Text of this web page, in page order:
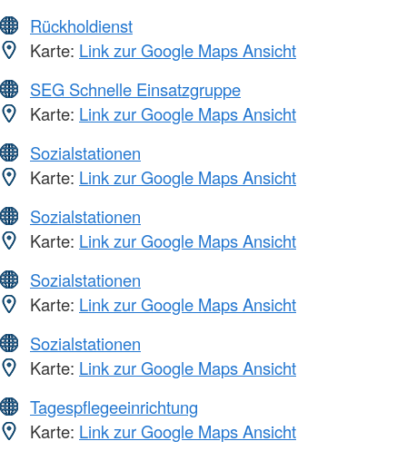
Rückholdienst
Karte: Link zur Google Maps Ansicht
SEG Schnelle Einsatzgruppe
Karte: Link zur Google Maps Ansicht
Sozialstationen
Karte: Link zur Google Maps Ansicht
Sozialstationen
Karte: Link zur Google Maps Ansicht
Sozialstationen
Karte: Link zur Google Maps Ansicht
Sozialstationen
Karte: Link zur Google Maps Ansicht
Tagespflegeeinrichtung
Karte: Link zur Google Maps Ansicht